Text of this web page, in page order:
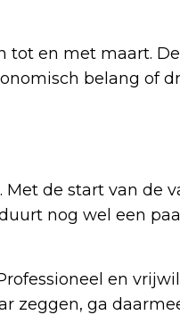
tot en met maart.
belang of
de start van de
nog wel een
en
zeggen, ga